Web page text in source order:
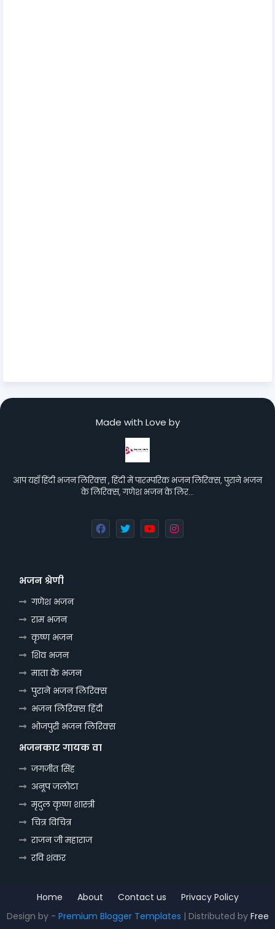
Made with Love by
आप यहाँ हिंदी भजन लिरिक्स , हिंदी में पारम्परिक भजन लिरिक्स, पुराने भजन
के लिरिक्स, गणेश भजन के लिर…
भजन श्रेणी
गणेश भजन
राम भजन
कृष्ण भजन
शिव भजन
माता के भजन
पुराने भजन लिरिक्स
भजन लिरिक्स हिंदी
भोजपुरी भजन लिरिक्स
भजनकार गायक वा
जगजीत सिंह
अनूप जलोटा
मृदुल कृष्ण शास्त्री
चित्र विचित्र
राजन जी महाराज
रवि शंकर
Home About Contact us
Privacy Policy
Design by - Premium Blogger Templates | Distributed by Free